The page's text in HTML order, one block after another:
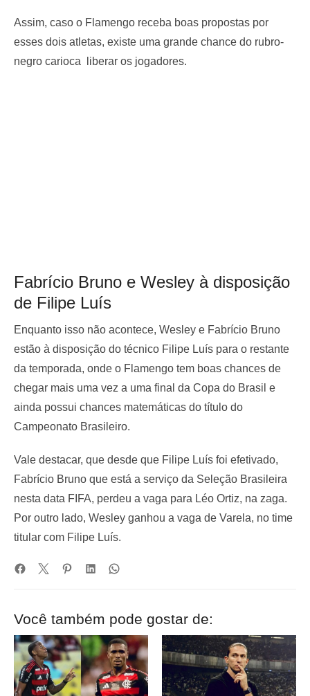
Assim, caso o Flamengo receba boas propostas por
esses dois atletas, existe uma grande chance do rubro-
negro carioca liberar os jogadores.
Fabrício Bruno e Wesley à disposição
de Filipe Luís
Enquanto isso não acontece, Wesley e Fabrício Bruno
estão à disposição do técnico Filipe Luís para o restante
da temporada, onde o Flamengo tem boas chances de
chegar mais uma vez a uma final da Copa do Brasil e
ainda possui chances matemáticas do título do
Campeonato Brasileiro.
Vale destacar, que desde que Filipe Luís foi efetivado,
Fabrício Bruno que está a serviço da Seleção Brasileira
nesta data FIFA, perdeu a vaga para Léo Ortiz, na zaga.
Por outro lado, Wesley ganhou a vaga de Varela, no time
titular com Filipe Luís.
Você também pode gostar de: